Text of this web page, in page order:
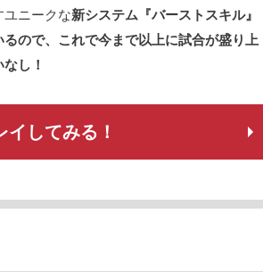
ユニークな新システム『バーストスキル』
ので、これで今まで以上に試合が盛り上
し！
イしてみる！